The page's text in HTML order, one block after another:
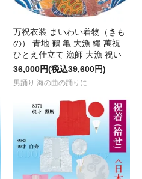
万祝衣装 まいわい着物（きも
の） 青地 鶴 亀 大漁 縄 萬祝
ひとえ仕立て 漁師 大漁 祝い
36,000円(税込39,600円)
男踊り 海の曲の踊りに